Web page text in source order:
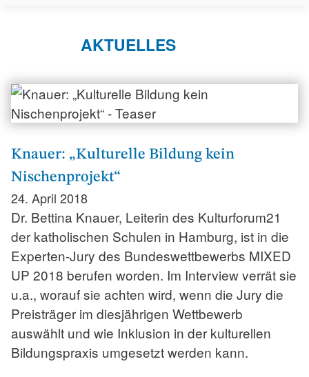
AKTUELLES
Knauer: „Kulturelle Bildung kein
Nischenprojekt“
24. April 2018
Dr. Bettina Knauer, Leiterin des Kulturforum21
der katholischen Schulen in Hamburg, ist in die
Experten-Jury des Bundeswettbewerbs MIXED
UP 2018 berufen worden. Im Interview verrät sie
u.a., worauf sie achten wird, wenn die Jury die
Preisträger im diesjährigen Wettbewerb
auswählt und wie Inklusion in der kulturellen
Bildungspraxis umgesetzt werden kann.